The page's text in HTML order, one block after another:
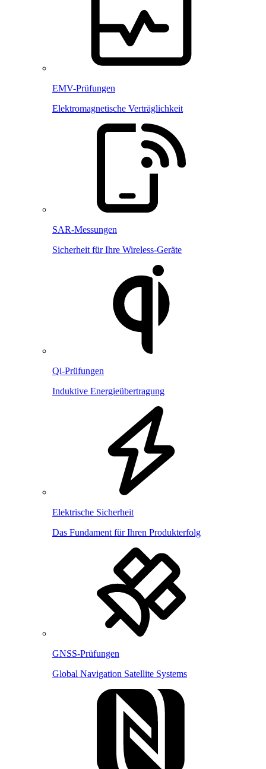
EMV-Prüfungen
Elektromagnetische Verträglichkeit
SAR-Messungen
Sicherheit für Ihre Wireless-Geräte
Qi-Prüfungen
Induktive Energieübertragung
Elektrische Sicherheit
Das Fundament für Ihren Produkterfolg
GNSS-Prüfungen
Global Navigation Satellite Systems